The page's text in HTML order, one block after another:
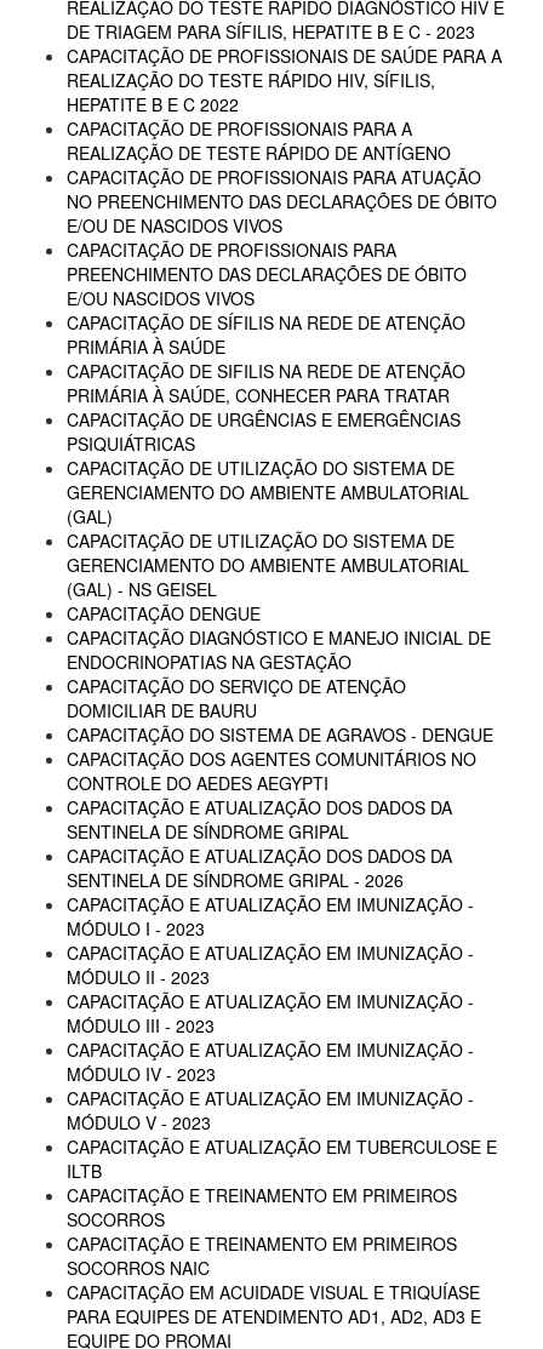
REALIZAÇÃO DO TESTE RÁPIDO DIAGNÓSTICO HIV E
DE TRIAGEM PARA SÍFILIS, HEPATITE B E C - 2023
CAPACITAÇÃO DE PROFISSIONAIS DE SAÚDE PARA A
REALIZAÇÃO DO TESTE RÁPIDO HIV, SÍFILIS,
HEPATITE B E C 2022
CAPACITAÇÃO DE PROFISSIONAIS PARA A
REALIZAÇÃO DE TESTE RÁPIDO DE ANTÍGENO
CAPACITAÇÃO DE PROFISSIONAIS PARA ATUAÇÃO
NO PREENCHIMENTO DAS DECLARAÇÕES DE ÓBITO
E/OU DE NASCIDOS VIVOS
CAPACITAÇÃO DE PROFISSIONAIS PARA
PREENCHIMENTO DAS DECLARAÇÕES DE ÓBITO
E/OU NASCIDOS VIVOS
CAPACITAÇÃO DE SÍFILIS NA REDE DE ATENÇÃO
PRIMÁRIA À SAÚDE
CAPACITAÇÃO DE SIFILIS NA REDE DE ATENÇÃO
PRIMÁRIA À SAÚDE, CONHECER PARA TRATAR
CAPACITAÇÃO DE URGÊNCIAS E EMERGÊNCIAS
PSIQUIÁTRICAS
CAPACITAÇÃO DE UTILIZAÇÃO DO SISTEMA DE
GERENCIAMENTO DO AMBIENTE AMBULATORIAL
(GAL)
CAPACITAÇÃO DE UTILIZAÇÃO DO SISTEMA DE
GERENCIAMENTO DO AMBIENTE AMBULATORIAL
(GAL) - NS GEISEL
CAPACITAÇÃO DENGUE
CAPACITAÇÃO DIAGNÓSTICO E MANEJO INICIAL DE
ENDOCRINOPATIAS NA GESTAÇÃO
CAPACITAÇÃO DO SERVIÇO DE ATENÇÃO
DOMICILIAR DE BAURU
CAPACITAÇÃO DO SISTEMA DE AGRAVOS - DENGUE
CAPACITAÇÃO DOS AGENTES COMUNITÁRIOS NO
CONTROLE DO AEDES AEGYPTI
CAPACITAÇÃO E ATUALIZAÇÃO DOS DADOS DA
SENTINELA DE SÍNDROME GRIPAL
CAPACITAÇÃO E ATUALIZAÇÃO DOS DADOS DA
SENTINELA DE SÍNDROME GRIPAL - 2026
CAPACITAÇÃO E ATUALIZAÇÃO EM IMUNIZAÇÃO -
MÓDULO I - 2023
CAPACITAÇÃO E ATUALIZAÇÃO EM IMUNIZAÇÃO -
MÓDULO II - 2023
CAPACITAÇÃO E ATUALIZAÇÃO EM IMUNIZAÇÃO -
MÓDULO III - 2023
CAPACITAÇÃO E ATUALIZAÇÃO EM IMUNIZAÇÃO -
MÓDULO IV - 2023
CAPACITAÇÃO E ATUALIZAÇÃO EM IMUNIZAÇÃO -
MÓDULO V - 2023
CAPACITAÇÃO E ATUALIZAÇÃO EM TUBERCULOSE E
ILTB
CAPACITAÇÃO E TREINAMENTO EM PRIMEIROS
SOCORROS
CAPACITAÇÃO E TREINAMENTO EM PRIMEIROS
SOCORROS NAIC
CAPACITAÇÃO EM ACUIDADE VISUAL E TRIQUÍASE
PARA EQUIPES DE ATENDIMENTO AD1, AD2, AD3 E
EQUIPE DO PROMAI